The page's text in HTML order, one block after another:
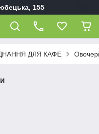
155
ДЛЯ КАФЕ